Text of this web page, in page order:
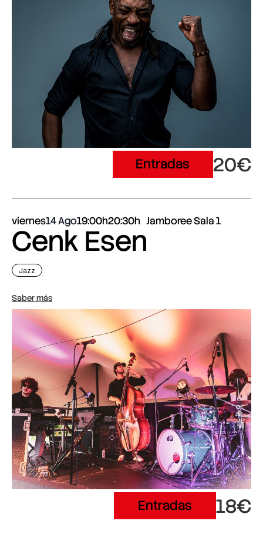
Entradas 20€
viernes14 Ago19:00h20:30h Jamboree Sala 1
Cenk Esen
Jazz
Saber más
Entradas 18€